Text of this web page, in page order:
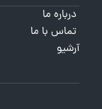
درباره ما
تماس با ما
آرشیو